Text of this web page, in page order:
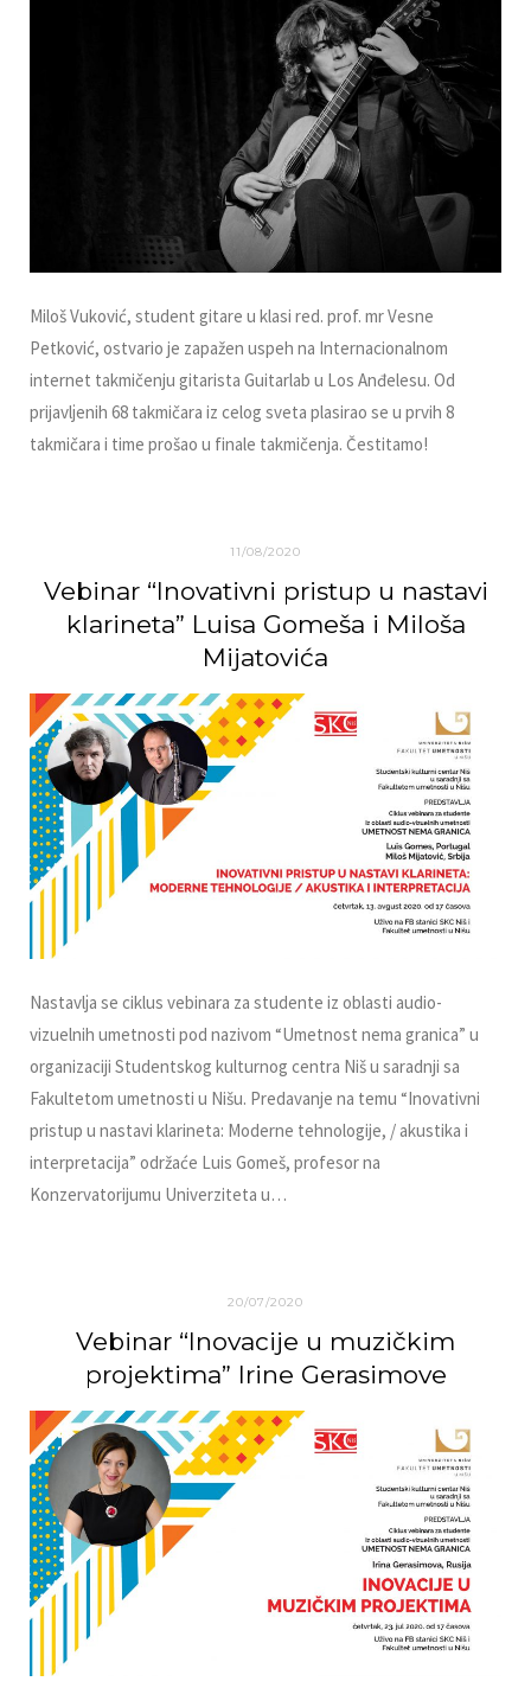
Miloš Vuković, student gitare u klasi red. prof. mr Vesne
Petković, ostvario je zapažen uspeh na Internacionalnom
internet takmičenju gitarista Guitarlab u Los Anđelesu. Od
prijavlјenih 68 takmičara iz celog sveta plasirao se u prvih 8
takmičara i time prošao u finale takmičenja. Čestitamo!
11/08/2020
Vebinar “Inovativni pristup u nastavi
klarineta” Luisa Gomeša i Miloša
Mijatovića
Nastavlјa se ciklus vebinara za studente iz oblasti audio-
vizuelnih umetnosti pod nazivom “Umetnost nema granica” u
organizaciji Studentskog kulturnog centra Niš u saradnji sa
Fakultetom umetnosti u Nišu. Predavanje na temu “Inovativni
pristup u nastavi klarineta: Moderne tehnologije, / akustika i
interpretacija” održaće Luis Gomeš, profesor na
Konzervatorijumu Univerziteta u…
20/07/2020
Vebinar “Inovacije u muzičkim
projektima” Irine Gerasimove